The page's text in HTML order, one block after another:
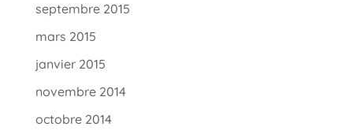
septembre 2015
mars 2015
janvier 2015
novembre 2014
octobre 2014